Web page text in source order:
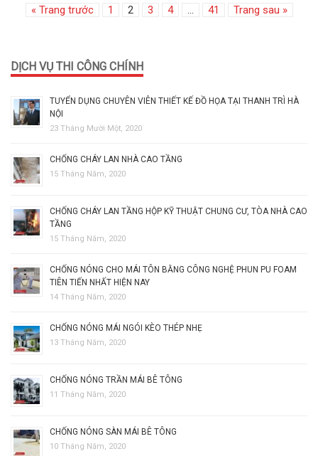
« Trang trước 1 2 3 4 … 41 Trang sau »
DỊCH VỤ THI CÔNG CHÍNH
TUYỂN DỤNG CHUYÊN VIÊN THIẾT KẾ ĐỒ HỌA TẠI THANH TRÌ HÀ
NỘI
23 Tháng Mười Một, 2020
CHỐNG CHÁY LAN NHÀ CAO TẦNG
15 Tháng Năm, 2020
CHỐNG CHÁY LAN TẦNG HỘP KỸ THUẬT CHUNG CƯ, TÒA NHÀ CAO
TẦNG
15 Tháng Năm, 2020
CHỐNG NÓNG CHO MÁI TÔN BẰNG CÔNG NGHỆ PHUN PU FOAM
TIÊN TIẾN NHẤT HIỆN NAY
14 Tháng Năm, 2020
CHỐNG NÓNG MÁI NGÓI KÈO THÉP NHẸ
13 Tháng Năm, 2020
CHỐNG NÓNG TRẦN MÁI BÊ TÔNG
11 Tháng Năm, 2020
CHỐNG NÓNG SÀN MÁI BÊ TÔNG
10 Tháng Năm, 2020